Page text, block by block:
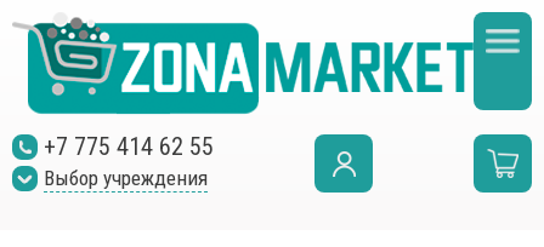
+7 775 414 62 55
Выбор учреждения